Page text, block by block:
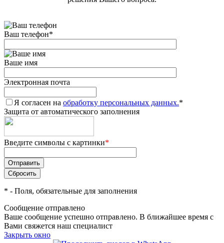
Ваш телефон*
Ваше имя
Электронная почта
Я согласен на обработку персональных данных.*
Защита от автоматического заполнения
Введите символы с картинки*
* - Поля, обязательные для заполнения
Сообщение отправлено
Ваше сообщение успешно отправлено. В ближайшее время с
Вами свяжется наш специалист
Закрыть окно